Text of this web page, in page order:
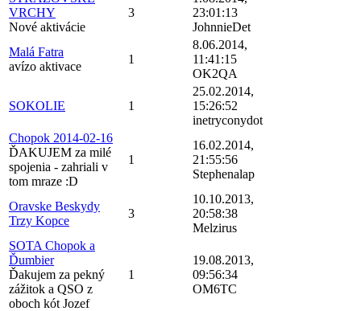
VRCHY
Nové aktivácie
3
23:01:13
JohnnieDet
Malá Fatra
avízo aktivace
1
8.06.2014,
11:41:15
OK2QA
SOKOLIE 1
25.02.2014,
15:26:52
inetryconydot
Chopok 2014-02-16
ĎAKUJEM za milé
spojenia - zahriali v
tom mraze :D
1
16.02.2014,
21:55:56
Stephenalap
Oravske Beskydy
Trzy Kopce
3
10.10.2013,
20:58:38
Melzirus
SOTA Chopok a
Ďumbier
Ďakujem za pekný
zážitok a QSO z
oboch kót Jozef
1
19.08.2013,
09:56:34
OM6TC